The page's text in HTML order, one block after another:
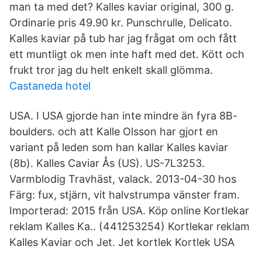
man ta med det? Kalles kaviar original, 300 g.
Ordinarie pris 49.90 kr. Punschrulle, Delicato.
Kalles kaviar på tub har jag frågat om och fått
ett muntligt ok men inte haft med det. Kött och
frukt tror jag du helt enkelt skall glömma.
Castaneda hotel
USA. I USA gjorde han inte mindre än fyra 8B-
boulders. och att Kalle Olsson har gjort en
variant på leden som han kallar Kalles kaviar
(8b). Kalles Caviar Ås (US). US-7L3253.
Varmblodig Travhäst, valack. 2013-04-30 hos
Färg: fux, stjärn, vit halvstrumpa vänster fram.
Importerad: 2015 från USA. Köp online Kortlekar
reklam Kalles Ka.. (441253254) Kortlekar reklam
Kalles Kaviar och Jet. Jet kortlek Kortlek USA